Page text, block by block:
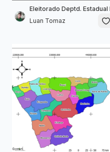
Eleitorado Deptd. Estadual
Luan Tomaz